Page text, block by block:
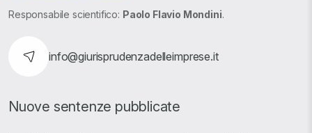
Responsabile scientifico: Paolo Flavio Mondini.
info@giurisprudenzadelleimprese.it
Nuove sentenze pubblicate